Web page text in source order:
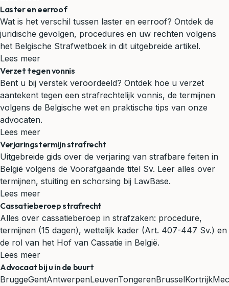
Laster en eerroof
Wat is het verschil tussen laster en eerroof? Ontdek de
juridische gevolgen, procedures en uw rechten volgens
het Belgische Strafwetboek in dit uitgebreide artikel.
Lees meer
Verzet tegen vonnis
Bent u bij verstek veroordeeld? Ontdek hoe u verzet
aantekent tegen een strafrechtelijk vonnis, de termijnen
volgens de Belgische wet en praktische tips van onze
advocaten.
Lees meer
Verjaringstermijn strafrecht
Uitgebreide gids over de verjaring van strafbare feiten in
België volgens de Voorafgaande titel Sv. Leer alles over
termijnen, stuiting en schorsing bij LawBase.
Lees meer
Cassatieberoep strafrecht
Alles over cassatieberoep in strafzaken: procedure,
termijnen (15 dagen), wettelijk kader (Art. 407-447 Sv.) en
de rol van het Hof van Cassatie in België.
Lees meer
Advocaat bij u in de buurt
BruggeGentAntwerpenLeuvenTongerenBrusselKortrijk